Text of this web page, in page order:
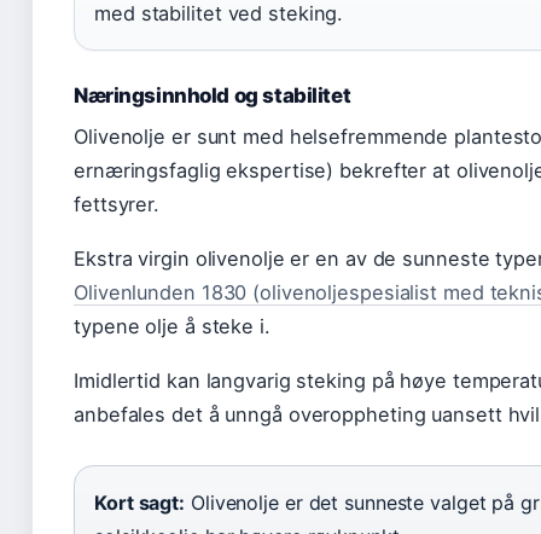
med stabilitet ved steking.
Næringsinnhold og stabilitet
Olivenolje er sunt med helsefremmende
ernæringsfaglig ekspertise) bekrefter at
fettsyrer.
Ekstra virgin olivenolje er en av de sunneste
Olivenlunden 1830 (olivenoljespesialist med
typene olje å steke i.
Imidlertid kan langvarig steking på høye
anbefales det å unngå overoppheting uansett
Kort sagt: Olivenolje er det sunneste valget på